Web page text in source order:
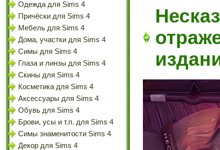
Одежда для Sims 4
Причёски для Sims 4
Мебель для Sims 4
Дома, участки для Sims 4
Симы для Sims 4
Глаза и линзы для Sims 4
Скины для Sims 4
Косметика для Sims 4
Аксессуары для Sims 4
Обувь для Sims 4
Брови, усы и т.п. для Sims 4
Симы знаменитости Sims 4
Декор для Sims 4